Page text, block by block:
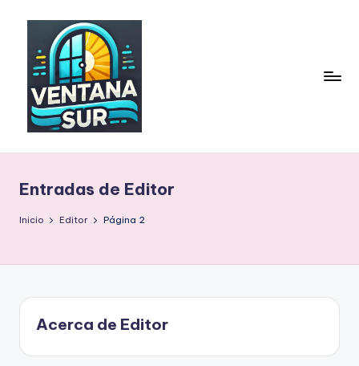
Entradas de Editor
Inicio Editor Página 2
Acerca de Editor